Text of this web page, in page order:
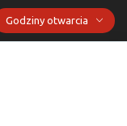
Godziny otwarcia